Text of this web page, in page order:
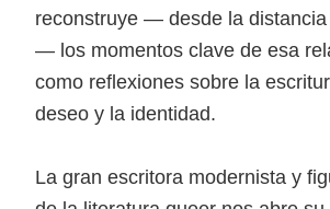
reconstruye — desde la distancia
— los momentos clave de esa
como reflexiones sobre la
deseo y la identidad.
La gran escritora modernista y